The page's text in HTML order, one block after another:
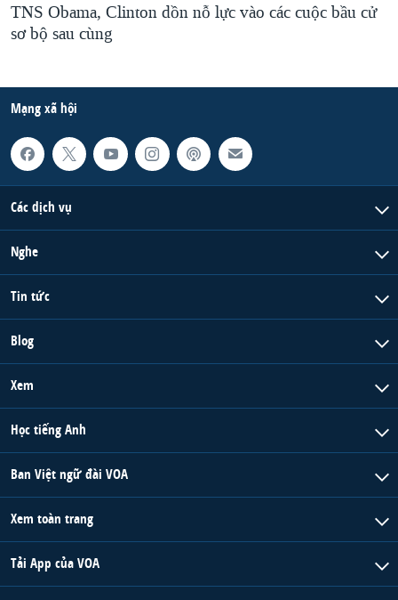
TNS Obama, Clinton dồn nỗ lực vào các cuộc bầu cử
sơ bộ sau cùng
Mạng xã hội
Các dịch vụ
Nghe
Tin tức
Blog
Xem
Học tiếng Anh
Ban Việt ngữ đài VOA
Xem toàn trang
Tải App của VOA